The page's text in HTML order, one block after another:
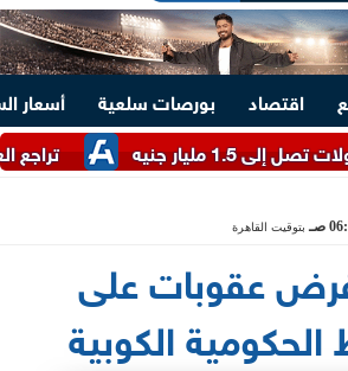
اقتصاد بورصات سلعية
أسعار
تراجع العملة
جنيه
صـ بتوقيت القاهرة
عقوبات على
الكوبية